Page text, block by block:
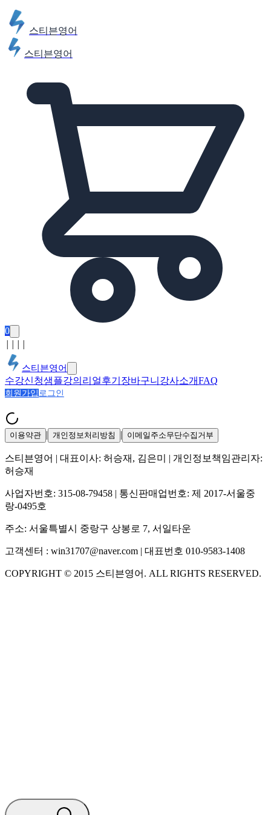
스티븐영어
스티븐영어
0
스티븐영어
수강신청샘플강의 리얼후기 장바구니 강사소개FAQ
회원가입 로그인
이용약관 | 개인정보처리방침 | 이메일주소무단수집거부
스티븐영어 | 대표이사: 허승재, 김은미
| 개인정보책임관리자:
허승재
사업자번호: 315-08-79458 | 통신판매업번호: 제 2017-서울중
랑-0495호
주소: 서울특별시 중랑구 상봉로 7, 서일타운
고객센터 : win31707@naver.com | 대표번호 010-9583-1408
COPYRIGHT © 2015 스티븐영어 . ALL RIGHTS RESERVED.